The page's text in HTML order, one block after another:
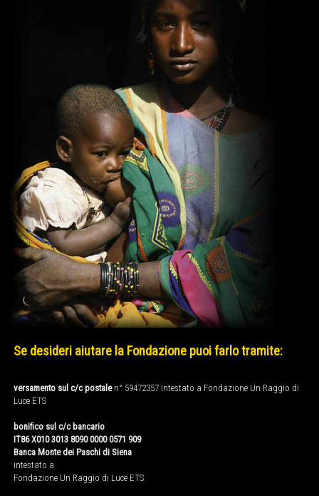
Se desideri aiutare la Fondazione puoi farlo tramite:
versamento sul c/c postalen° 59472357 intestato a Fondazione Un Raggio di
Luce ETS
bonifico sul c/c bancario
IT86 X010 3013 8090 0000 0571 909
Banca Monte dei Paschi di Siena
intestato a
Fondazione Un Raggio di Luce ETS